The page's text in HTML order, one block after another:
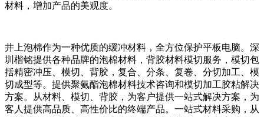
材料，增加产品的美观度。
井上泡棉作为一种优质的缓冲材料，全方位保护平板电脑。深
圳楷铭提供各种品牌的泡棉材料，背胶材料模切服务，模切包
括精密冲压、模切、背胶，复合、分条、复卷、分切加工、模
切成型等。提供聚氨酯泡棉材料技术咨询和模切加工胶粘解决
方案。从材料、模切、背胶，为客户提供一站式解决方案，为
客人提供高品质、高性价比的终端产品。一站式材料采购，从